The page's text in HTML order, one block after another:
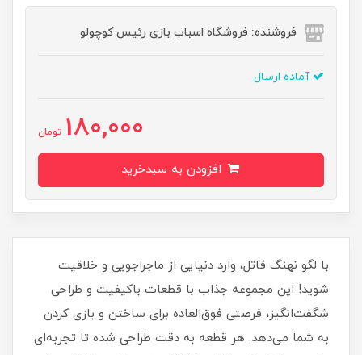
فروشنده: فروشگاه اسباب بازی رئیس کوچولو
آماده ارسال
180,000 تومان
با لگو نهنگ قاتل، وارد دنیایی از ماجراجویی‌ و خلاقیت
شوید! این مجموعه جذاب با قطعات باکیفیت و طراحی
شگفت‌انگیز، فرصتی فوق‌العاده برای ساختن و بازی کردن
به شما می‌دهد. هر قطعه به دقت طراحی شده تا تجربه‌ای